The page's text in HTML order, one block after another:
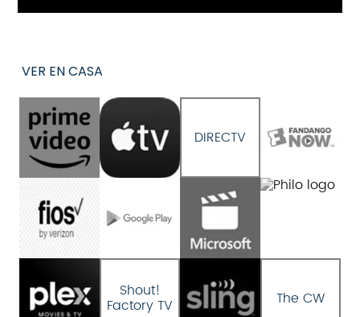
VER EN CASA
DIRECTV
Shout!
Factory TV The CW